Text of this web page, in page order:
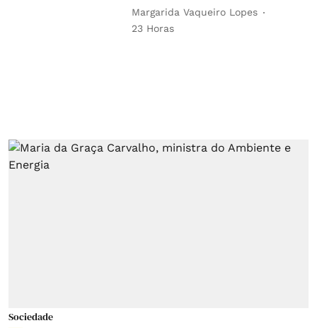
Margarida Vaqueiro Lopes
23 Horas
Sociedade